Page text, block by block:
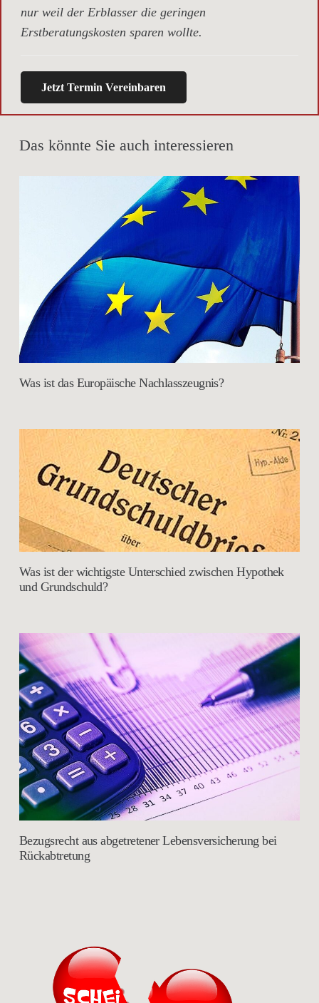
nur weil der Erblasser die geringen
Erstberatungskosten sparen wollte.
Jetzt Termin Vereinbaren
Das könnte Sie auch interessieren
Was ist das Europäische Nachlasszeugnis?
Was ist der wichtigste Unterschied zwischen Hypothek
und Grundschuld?
Bezugsrecht aus abgetretener Lebensversicherung bei
Rückabtretung